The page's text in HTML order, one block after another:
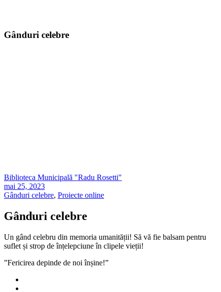
Gânduri celebre
Biblioteca Municipală "Radu Rosetti"
mai 25, 2023
Gânduri celebre, Proiecte online
Gânduri celebre
Un gând celebru din memoria umanității! Să vă fie balsam pentru
suflet și strop de înțelepciune în clipele vieții!
”Fericirea depinde de noi înșine!”